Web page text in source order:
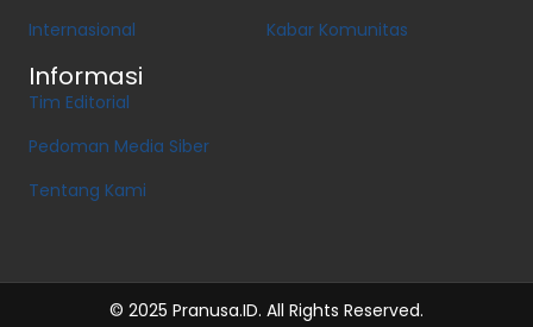
Internasional
Kabar Komunitas
Informasi
Tim Editorial
Pedoman Media Siber
Tentang Kami
© 2025 Pranusa.ID. All Rights Reserved.